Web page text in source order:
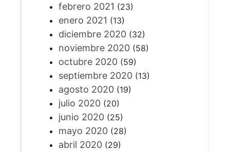
febrero 2021 (23)
enero 2021 (13)
diciembre 2020(32)
noviembre 2020(58)
octubre 2020(59)
septiembre 2020(13)
agosto 2020(19)
julio 2020(20)
junio 2020(25)
mayo 2020(28)
abril 2020(29)